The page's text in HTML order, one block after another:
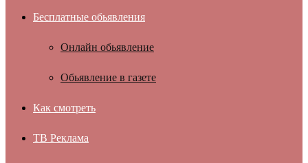
Бесплатные обьявления
Онлайн обьявление
Обьявление в газете
Как смотреть
ТВ Реклама